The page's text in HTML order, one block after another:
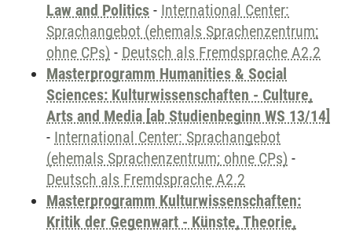
Law and Politics - International Center:
Sprachangebot (ehemals Sprachenzentrum;
ohne CPs) - Deutsch als Fremdsprache A2.2
Masterprogramm Humanities & Social
Sciences: Kulturwissenschaften - Culture,
Arts and Media [ab Studienbeginn WS 13/14]
- International Center: Sprachangebot
(ehemals Sprachenzentrum; ohne CPs) -
Deutsch als Fremdsprache A2.2
Masterprogramm Kulturwissenschaften:
Kritik der Gegenwart - Künste, Theorie,